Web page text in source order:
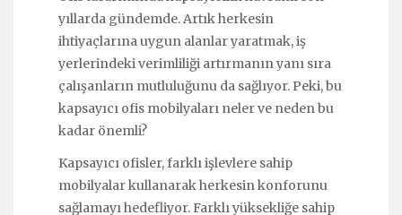
yıllarda gündemde. Artık herkesin
ihtiyaçlarına uygun alanlar yaratmak, iş
yerlerindeki verimliliği artırmanın yanı sıra
çalışanların mutluluğunu da sağlıyor. Peki, bu
kapsayıcı ofis mobilyaları neler ve neden bu
kadar önemli?
Kapsayıcı ofisler, farklı işlevlere sahip
mobilyalar kullanarak herkesin konforunu
sağlamayı hedefliyor. Farklı yüksekliğe sahip